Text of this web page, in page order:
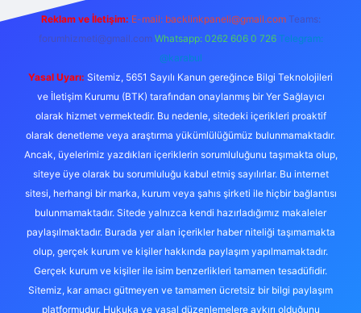
Reklam ve İletişim: E-mail: backlinkpaneli@gmail.com Teams:
forumhizmeti@gmail.com Whatsapp: 0262 606 0 726 Telegram:
@karabul
Yasal Uyarı: Sitemiz, 5651 Sayılı Kanun gereğince Bilgi Teknolojileri
ve İletişim Kurumu (BTK) tarafından onaylanmış bir Yer Sağlayıcı
olarak hizmet vermektedir. Bu nedenle, sitedeki içerikleri proaktif
olarak denetleme veya araştırma yükümlülüğümüz bulunmamaktadır.
Ancak, üyelerimiz yazdıkları içeriklerin sorumluluğunu taşımakta olup,
siteye üye olarak bu sorumluluğu kabul etmiş sayılırlar. Bu internet
sitesi, herhangi bir marka, kurum veya şahıs şirketi ile hiçbir bağlantısı
bulunmamaktadır. Sitede yalnızca kendi hazırladığımız makaleler
paylaşılmaktadır. Burada yer alan içerikler haber niteliği taşımamakta
olup, gerçek kurum ve kişiler hakkında paylaşım yapılmamaktadır.
Gerçek kurum ve kişiler ile isim benzerlikleri tamamen tesadüfidir.
Sitemiz, kar amacı gütmeyen ve tamamen ücretsiz bir bilgi paylaşım
platformudur. Hukuka ve yasal düzenlemelere aykırı olduğunu